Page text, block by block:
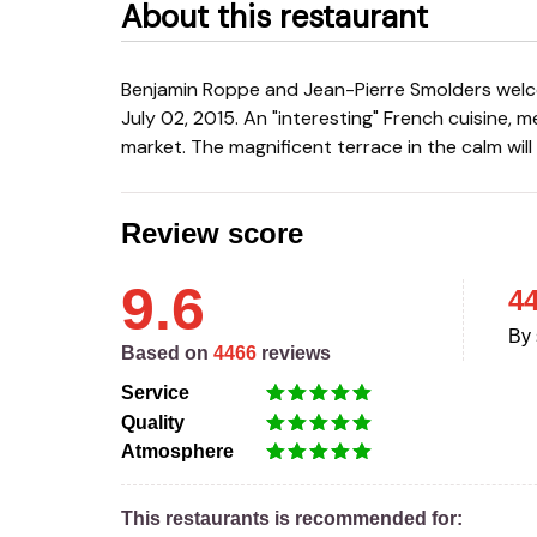
About this restaurant
Benjamin Roppe and Jean-Pierre Smolders welcome you in their new restaurant Cuisine et Nous since
July 02, 2015. An "interesting" French cuisine,
market. The magnificent terrace in the calm will
Review score
9.6
Based on 4466 reviews
Service
Quality
Atmosphere
By
This restaurants is recommended for: